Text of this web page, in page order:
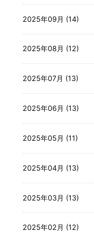
2025年09月 (14)
2025年08月 (12)
2025年07月 (13)
2025年06月 (13)
2025年05月 (11)
2025年04月 (13)
2025年03月 (13)
2025年02月 (12)